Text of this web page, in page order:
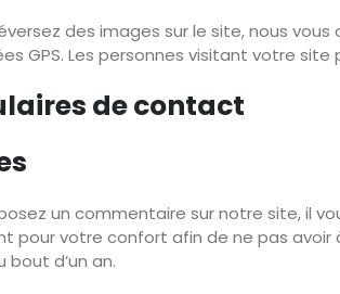
des images sur le site, nous
GPS. Les personnes visitant votre
de contact
un commentaire sur notre site, il
pour votre confort afin de ne pas avoir
bout d’un an.